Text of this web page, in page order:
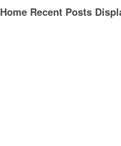
Home Recent Posts